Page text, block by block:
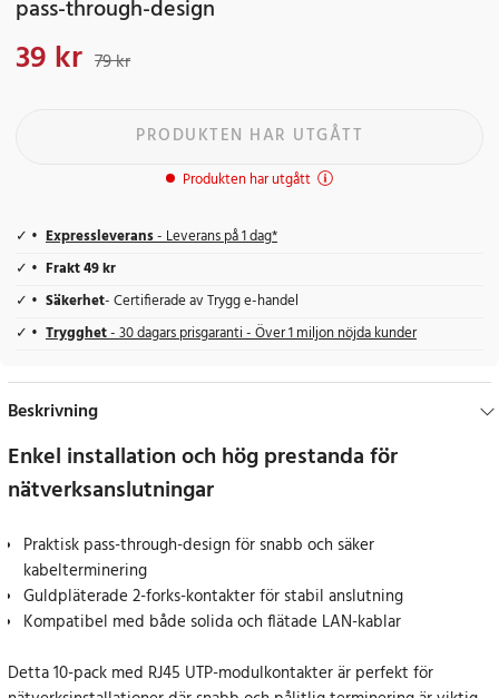
pass-through-design
Nuvarande pris
39 kr 79 kr
PRODUKTEN HAR UTGÅTT
Produkten har utgått
Expressleverans- Leverans på 1 dag*
Frakt 49 kr
Säkerhet- Certifierade av Trygg e-handel
Trygghet- 30 dagars prisgaranti - Över 1 miljon nöjda kunder
Beskrivning
Enkel installation och hög prestanda för
nätverksanslutningar
Praktisk pass-through-design för snabb och säker
kabelterminering
Guldpläterade 2-forks-kontakter för stabil anslutning
Kompatibel med både solida och flätade LAN-kablar
Detta 10-pack med RJ45 UTP-modulkontakter är perfekt för